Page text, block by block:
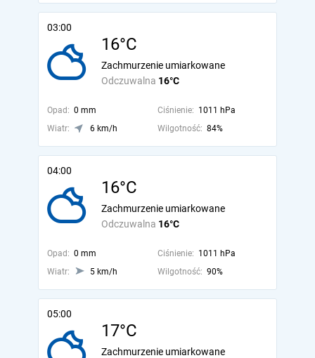
03:00
16°C
Odczuwalna 16°C
Zachmurzenie umiarkowane
Opad: 0 mm Ciśnienie: 1011 hPa
Wiatr:
6 km/h Wilgotność: 84%
04:00
16°C
Odczuwalna 16°C
Zachmurzenie umiarkowane
Opad: 0 mm Ciśnienie: 1011 hPa
Wiatr:
5 km/h Wilgotność: 90%
05:00
17°C
Zachmurzenie umiarkowane